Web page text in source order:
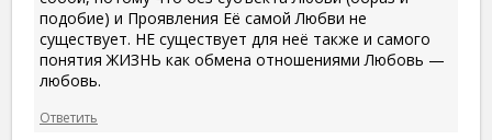
подобие) и Проявления Её самой Любви не
существует. НЕ существует для неё также и самого
понятия ЖИЗНЬ как обмена отношениями Любовь —
любовь.
Ответить